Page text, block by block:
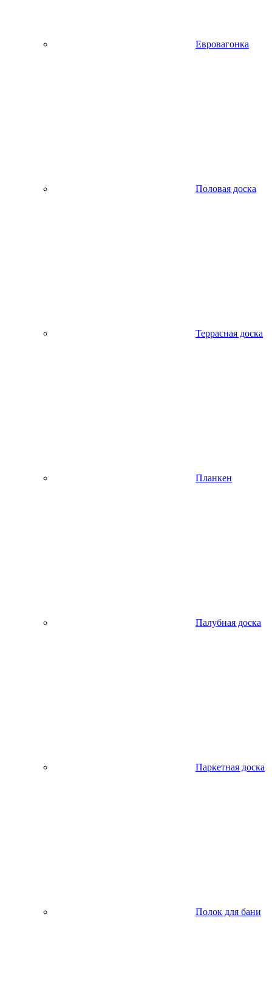
Евровагонка
Половая доска
Террасная доска
Планкен
Палубная доска
Паркетная доска
Полок для бани